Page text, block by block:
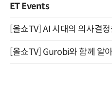
ET Events